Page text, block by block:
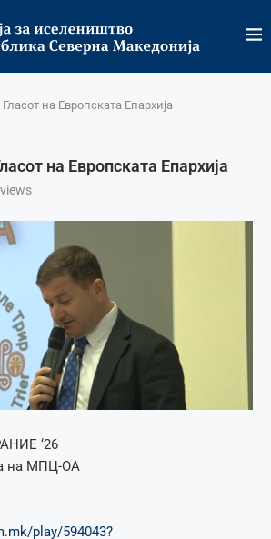
на Европската Епархија
на Европската Епархија
views
‘26
на МПЦ-ОА
play/594043?